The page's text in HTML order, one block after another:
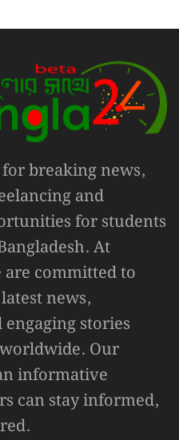
breaking news,
and
for students
At
are committed to
news,
stories
Our
informative
can stay informed,